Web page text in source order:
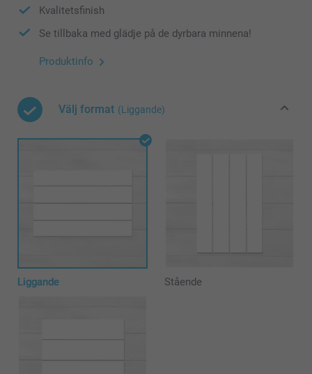
Kvalitetsfinish
Se tillbaka med glädje på de dyrbara minnena!
Produktinfo
Välj format (Liggande)
Liggande Stående